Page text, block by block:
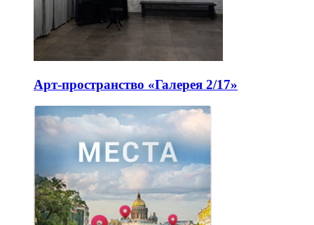
Арт-пространство «Галерея 2/17»